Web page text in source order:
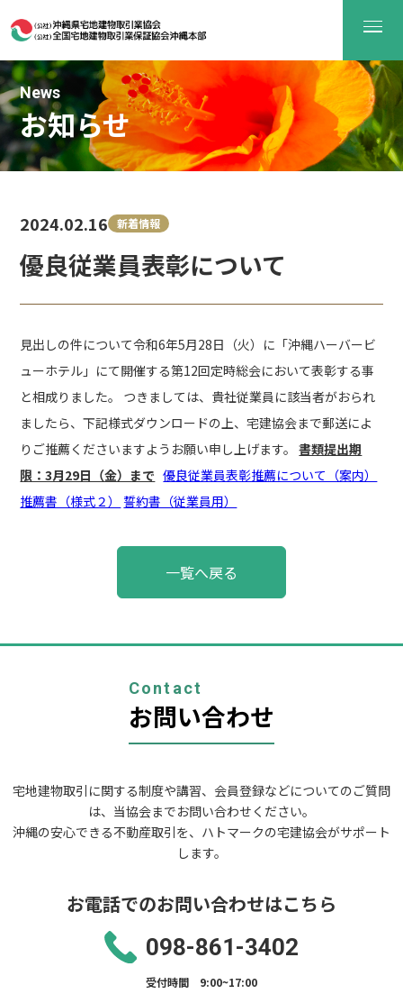
News
お知らせ
優良従業員表彰について
2024.02.16 新着情報
見出しの件について令和6年5月28日（火）に「沖縄ハーバービ
ューホテル」にて開催する第12回定時総会において表彰する事
と相成りました。 つきましては、貴社従業員に該当者がおられ
ましたら、下記様式ダウンロードの上、宅建協会まで郵送によ
りご推薦くださいますようお願い申し上げます。書類提出期
限：3月29日（金）まで 優良従業員表彰推薦について（案内）
推薦書（様式２）
誓約書（従業員用）
ー
一覧へ戻る
Contact
お問い合わせ
宅地建物取引に関する制度や講習、会員登録などについてのご質問
は、当協会までお問い合わせください。
沖縄の安心できる不動産取引を、ハトマークの宅建協会がサポート
します。
お電話でのお問い合わせはこちら
098-861-3402
受付時間 9:00~17:00